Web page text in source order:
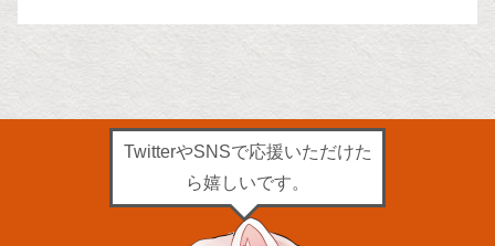
TwitterやSNSで応援いただけた
ら嬉しいです。